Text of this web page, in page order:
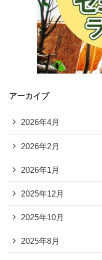
アーカイブ
2026年4月
2026年2月
2026年1月
2025年12月
2025年10月
2025年8月